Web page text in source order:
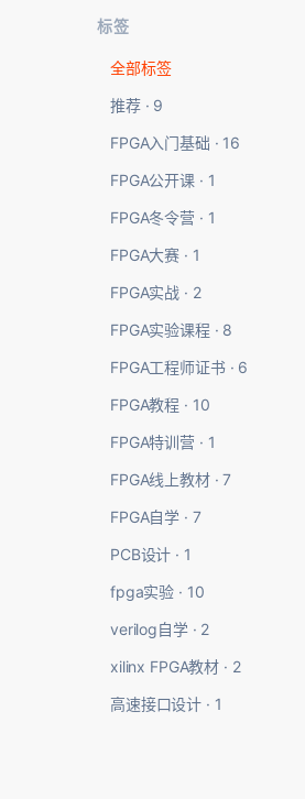
标签
全部标签
推荐 · 9
FPGA入门基础 · 16
FPGA公开课 · 1
FPGA冬令营 · 1
FPGA大赛 · 1
FPGA实战 · 2
FPGA实验课程 · 8
FPGA工程师证书 · 6
FPGA教程 · 10
FPGA特训营 · 1
FPGA线上教材 · 7
FPGA自学 · 7
PCB设计 · 1
fpga实验 · 10
verilog自学 · 2
xilinx FPGA教材 · 2
高速接口设计 · 1